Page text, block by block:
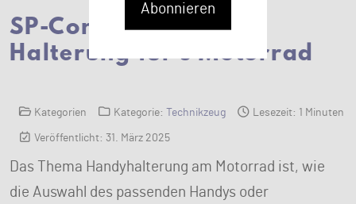
Abonnieren
SP-Connect Handy
Halterung für's Motorrad
Kategorien Kategorie: Technikzeug Lesezeit: 1 Minuten
Veröffentlicht: 31. März 2025
Das Thema Handyhalterung am Motorrad ist, wie
die Auswahl des passenden Handys oder